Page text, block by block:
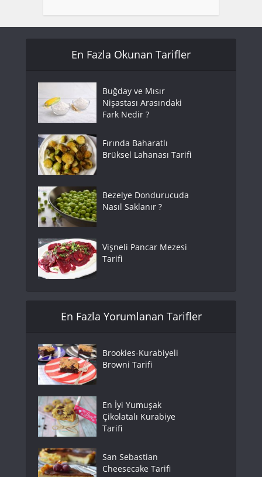
En Fazla Okunan Tarifler
Buğday ve Mısır
Nişastası Arasındaki
Fark Nedir ?
Fırında Baharatlı
Brüksel Lahanası Tarifi
Bezelye Dondurucuda
Nasıl Saklanır ?
Vişneli Pancar Mezesi
Tarifi
En Fazla Yorumlanan Tarifler
Brookies-Kurabiyeli
Browni Tarifi
En İyi Yumuşak
Çikolatalı Kurabiye
Tarifi
San Sebastian
Cheesecake Tarifi